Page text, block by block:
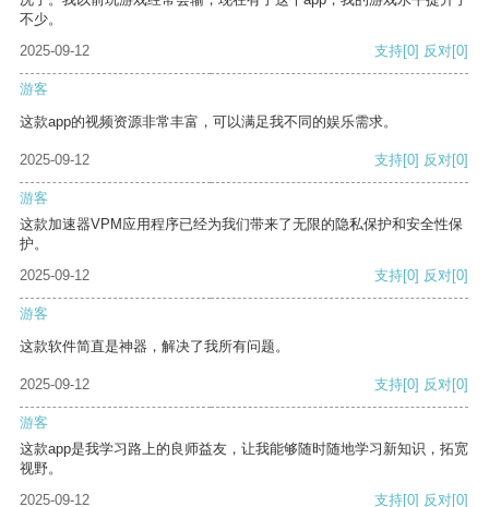
不少。
2025-09-12
支持[0] 反对[0]
游客
这款app的视频资源非常丰富，可以满足我不同的娱乐需求。
2025-09-12 支持[0] 反对[0]
游客
这款加速器VPM应用程序已经为我们带来了无限的隐私保护和安全性保
护。
2025-09-12
支持[0] 反对[0]
游客
这款软件简直是神器，解决了我所有问题。
2025-09-12 支持[0] 反对[0]
游客
这款app是我学习路上的良师益友，让我能够随时随地学习新知识，拓宽
视野。
2025-09-12
支持[0] 反对[0]